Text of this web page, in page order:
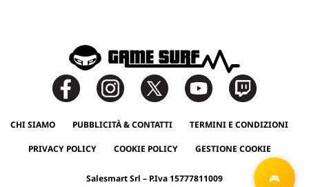
CHI SIAMO PUBBLICITÀ & CONTATTI TERMINI E CONDIZIONI
PRIVACY POLICY COOKIE POLICY GESTIONE COOKIE
Salesmart Srl – P.Iva 15777811009